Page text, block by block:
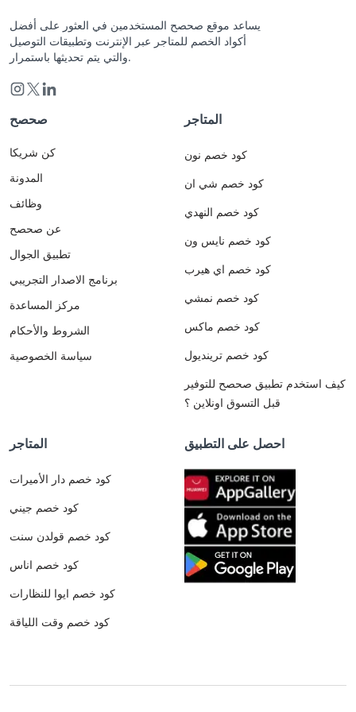
يساعد موقع صحصح المستخدمين في العثور على أفضل
أكواد الخصم للمتاجر عبر الإنترنت وتطبيقات التوصيل
والتي يتم تحديثها باستمرار.
صحصح
كن شريكا
المدونة
وظائف
عن صحصح
تطبيق الجوال
برنامج الاصدار التجريبي
مركز المساعدة
الشروط والأحكام
سياسة الخصوصية
المتاجر
كود خصم نون
كود خصم شي ان
كود خصم النهدي
كود خصم نايس ون
كود خصم اي هيرب
كود خصم نمشي
كود خصم ماكس
كود خصم ترينديول
كيف استخدم تطبيق صحصح للتوفير
قبل التسوق اونلاين ؟
المتاجر
كود خصم دار الأميرات
كود خصم جيني
كود خصم قولدن سنت
كود خصم اناس
كود خصم ايوا للنظارات
كود خصم وقت اللياقة
احصل على التطبيق